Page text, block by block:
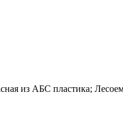
из АБС пластика;